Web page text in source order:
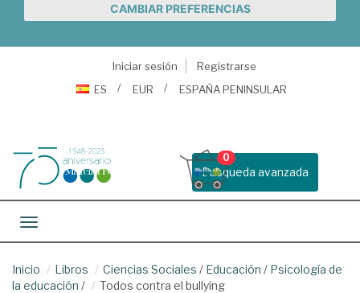
CAMBIAR PREFERENCIAS
Iniciar sesión
Registrarse
ES
EUR ESPAÑA PENINSULAR
Busqueda avanzada
0
Toggle navigation
Inicio Libros Ciencias Sociales / Educación / Psicología de
la educación / Todos contra el bullying